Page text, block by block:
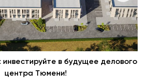
инвестируйте в будущее делового
центра Тюмени!